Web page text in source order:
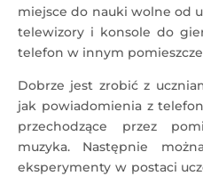
miejsce do nauki wolne od
telewizory i konsole do
telefon w innym
Dobrze jest zrobić z
jak powiadomienia z
przechodzące przez
muzyka. Następnie
eksperymenty w postaci